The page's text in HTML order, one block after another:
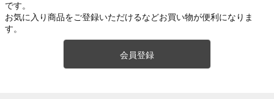
です。
お気に入り商品をご登録いただけるなどお買い物が便利になりま
す。
会員登録